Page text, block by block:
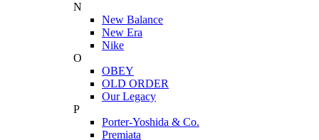
N
New Balance
New Era
Nike
O
OBEY
OLD ORDER
Our Legacy
P
Porter-Yoshida & Co.
Premiata